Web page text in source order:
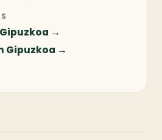
→
Gipuzkoa →